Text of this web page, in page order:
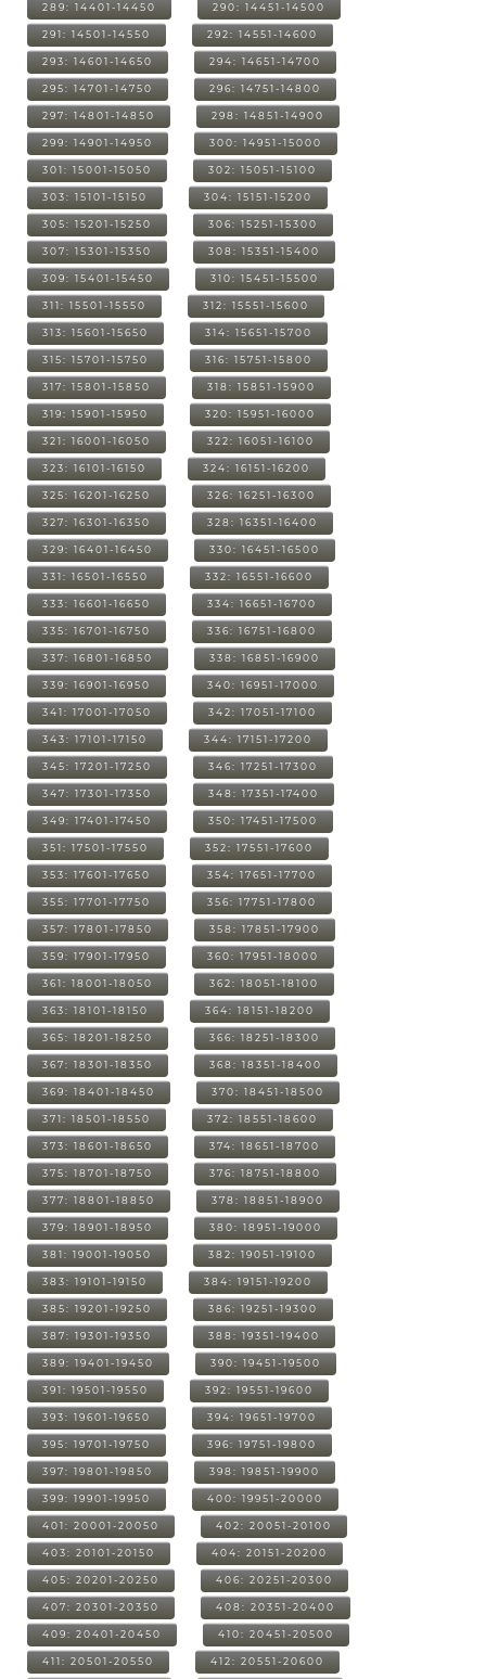
289: 14401-14450 290: 14451-14500
291: 14501-14550 292: 14551-14600
293: 14601-14650 294: 14651-14700
295: 14701-14750 296: 14751-14800
297: 14801-14850 298: 14851-14900
299: 14901-14950 300: 14951-15000
301: 15001-15050 302: 15051-15100
303: 15101-15150 304: 15151-15200
305: 15201-15250 306: 15251-15300
307: 15301-15350 308: 15351-15400
309: 15401-15450 310: 15451-15500
311: 15501-15550 312: 15551-15600
313: 15601-15650 314: 15651-15700
315: 15701-15750 316: 15751-15800
317: 15801-15850 318: 15851-15900
319: 15901-15950 320: 15951-16000
321: 16001-16050 322: 16051-16100
323: 16101-16150 324: 16151-16200
325: 16201-16250 326: 16251-16300
327: 16301-16350 328: 16351-16400
329: 16401-16450 330: 16451-16500
331: 16501-16550 332: 16551-16600
333: 16601-16650 334: 16651-16700
335: 16701-16750 336: 16751-16800
337: 16801-16850 338: 16851-16900
339: 16901-16950 340: 16951-17000
341: 17001-17050 342: 17051-17100
343: 17101-17150 344: 17151-17200
345: 17201-17250 346: 17251-17300
347: 17301-17350 348: 17351-17400
349: 17401-17450 350: 17451-17500
351: 17501-17550 352: 17551-17600
353: 17601-17650 354: 17651-17700
355: 17701-17750 356: 17751-17800
357: 17801-17850 358: 17851-17900
359: 17901-17950 360: 17951-18000
361: 18001-18050 362: 18051-18100
363: 18101-18150 364: 18151-18200
365: 18201-18250 366: 18251-18300
367: 18301-18350 368: 18351-18400
369: 18401-18450 370: 18451-18500
371: 18501-18550 372: 18551-18600
373: 18601-18650 374: 18651-18700
375: 18701-18750 376: 18751-18800
377: 18801-18850 378: 18851-18900
379: 18901-18950 380: 18951-19000
381: 19001-19050 382: 19051-19100
383: 19101-19150 384: 19151-19200
385: 19201-19250 386: 19251-19300
387: 19301-19350 388: 19351-19400
389: 19401-19450 390: 19451-19500
391: 19501-19550 392: 19551-19600
393: 19601-19650 394: 19651-19700
395: 19701-19750 396: 19751-19800
397: 19801-19850 398: 19851-19900
399: 19901-19950 400: 19951-20000
401: 20001-20050 402: 20051-20100
403: 20101-20150 404: 20151-20200
405: 20201-20250 406: 20251-20300
407: 20301-20350 408: 20351-20400
409: 20401-20450 410: 20451-20500
411: 20501-20550 412: 20551-20600